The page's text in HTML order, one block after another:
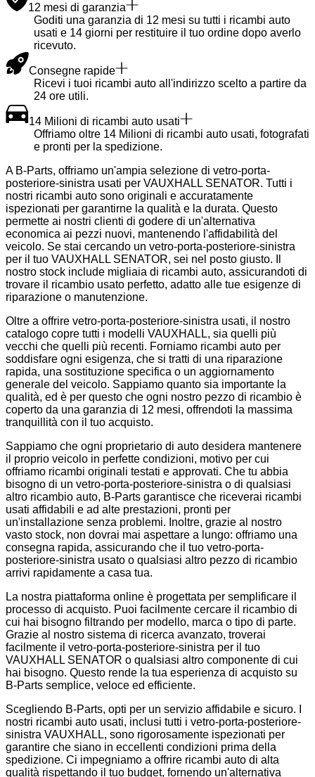
12 mesi di garanzia
Goditi una garanzia di 12 mesi su tutti i ricambi auto
usati e 14 giorni per restituire il tuo ordine dopo averlo
ricevuto.
Consegne rapide
Ricevi i tuoi ricambi auto all'indirizzo scelto a partire da
24 ore utili.
14 Milioni di ricambi auto usati
Offriamo oltre 14 Milioni di ricambi auto usati, fotografati
e pronti per la spedizione.
A B-Parts, offriamo un'ampia selezione di vetro-porta-
posteriore-sinistra usati per VAUXHALL SENATOR. Tutti i
nostri ricambi auto sono originali e accuratamente
ispezionati per garantirne la qualità e la durata. Questo
permette ai nostri clienti di godere di un'alternativa
economica ai pezzi nuovi, mantenendo l'affidabilità del
veicolo. Se stai cercando un vetro-porta-posteriore-sinistra
per il tuo VAUXHALL SENATOR, sei nel posto giusto. Il
nostro stock include migliaia di ricambi auto, assicurandoti di
trovare il ricambio usato perfetto, adatto alle tue esigenze di
riparazione o manutenzione.
Oltre a offrire vetro-porta-posteriore-sinistra usati, il nostro
catalogo copre tutti i modelli VAUXHALL, sia quelli più
vecchi che quelli più recenti. Forniamo ricambi auto per
soddisfare ogni esigenza, che si tratti di una riparazione
rapida, una sostituzione specifica o un aggiornamento
generale del veicolo. Sappiamo quanto sia importante la
qualità, ed è per questo che ogni nostro pezzo di ricambio è
coperto da una garanzia di 12 mesi, offrendoti la massima
tranquillità con il tuo acquisto.
Sappiamo che ogni proprietario di auto desidera mantenere
il proprio veicolo in perfette condizioni, motivo per cui
offriamo ricambi originali testati e approvati. Che tu abbia
bisogno di un vetro-porta-posteriore-sinistra o di qualsiasi
altro ricambio auto, B-Parts garantisce che riceverai ricambi
usati affidabili e ad alte prestazioni, pronti per
un'installazione senza problemi. Inoltre, grazie al nostro
vasto stock, non dovrai mai aspettare a lungo: offriamo una
consegna rapida, assicurando che il tuo vetro-porta-
posteriore-sinistra usato o qualsiasi altro pezzo di ricambio
arrivi rapidamente a casa tua.
La nostra piattaforma online è progettata per semplificare il
processo di acquisto. Puoi facilmente cercare il ricambio di
cui hai bisogno filtrando per modello, marca o tipo di parte.
Grazie al nostro sistema di ricerca avanzato, troverai
facilmente il vetro-porta-posteriore-sinistra per il tuo
VAUXHALL SENATOR o qualsiasi altro componente di cui
hai bisogno. Questo rende la tua esperienza di acquisto su
B-Parts semplice, veloce ed efficiente.
Scegliendo B-Parts, opti per un servizio affidabile e sicuro. I
nostri ricambi auto usati, inclusi tutti i vetro-porta-posteriore-
sinistra VAUXHALL, sono rigorosamente ispezionati per
garantire che siano in eccellenti condizioni prima della
spedizione. Ci impegniamo a offrire ricambi auto di alta
qualità rispettando il tuo budget, fornendo un'alternativa